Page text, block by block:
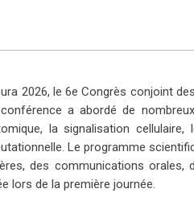
2026, le 6e Congrès conjoint
a abordé de
la signalisation
Le programme
des communications
lors de la première journée.